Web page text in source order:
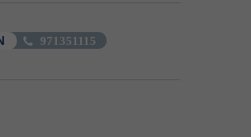
971351115